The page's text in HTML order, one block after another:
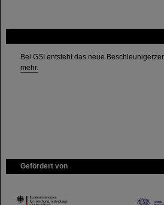
Bei GSI entsteht das neue
mehr.
Gefördert von
HMWK